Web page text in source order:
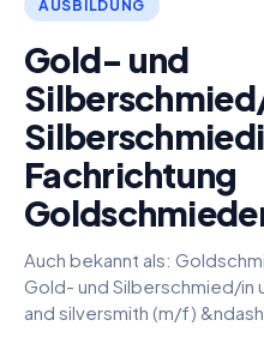
AUSBILDUNG
Gold- und
Fachrichtung
Auch bekannt als:
Gold- und Silberschmied/in
and silversmith (m/f)